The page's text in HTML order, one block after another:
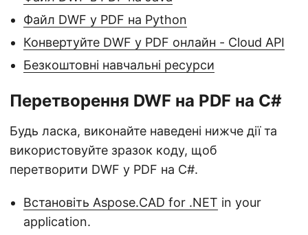
Файл DWF у PDF на Python
Конвертуйте DWF у PDF онлайн - Cloud API
Безкоштовні навчальні ресурси
Перетворення DWF на PDF на C#
Будь ласка, виконайте наведені нижче дії та
використовуйте зразок коду, щоб
перетворити DWF у PDF на C#.
Встановіть Aspose.CAD for .NET in your
application.